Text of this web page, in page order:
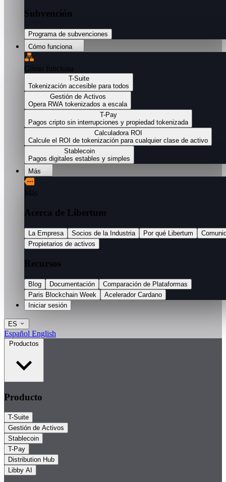
Subvención
Programa de subvenciones
Cómo funciona
Cómo funciona
T-Suite
Tokenización accesible para todos
Gestión de Activos
Opera RWA tokenizados a escala
T-Pay
Pagos cripto sin interrupciones y propiedad tokenizada
Calculadora ROI
Calcule el ROI de tokenización para cualquier clase de activo
Stablecoin
Pagos digitales estables y simples
Más
Más
Acerca de Libertum
La Empresa Socios de la Industria Por qué Libertum
Propietarios de activos
Recursos
Blog Documentación
Comparación de Plataformas
Paris Blockchain Week
Acelerador Cardano
Iniciar sesión
ES
Español English
Productos
Producto
T-Suite
Gestión de Activos
Stablecoin
T-Pay
Distribution Hub
Libby AI